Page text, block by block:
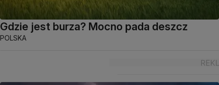
Gdzie jest burza? Mocno pada deszcz
POLSKA